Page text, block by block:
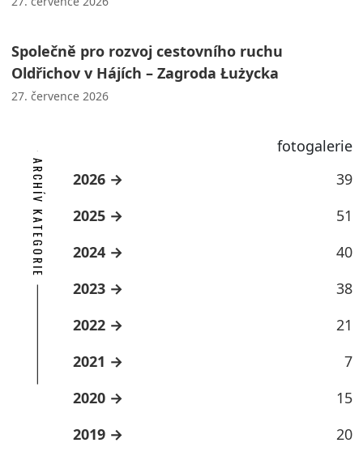
Společně pro rozvoj cestovního ruchu
Oldřichov v Hájích – Zagroda Łużycka
27. července 2026
fotogalerie
ARCHÍV KATEGORIE 2026
39
2025
51
2024
40
2023
38
2022
21
2021
7
2020
15
2019
20